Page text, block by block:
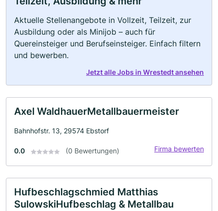
Aktuelle Stellenangebote in Vollzeit, Teilzeit, zur
Ausbildung oder als Minijob – auch für
Quereinsteiger und Berufseinsteiger. Einfach filtern
und bewerben.
Jetzt alle Jobs in Wrestedt ansehen
Axel WaldhauerMetallbauermeister
Bahnhofstr. 13, 29574 Ebstorf
0.0 (0 Bewertungen) Firma bewerten
Hufbeschlagschmied Matthias
SulowskiHufbeschlag & Metallbau